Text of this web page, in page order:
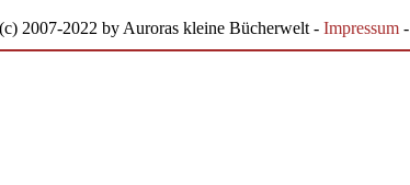
2007-2022 by Auroras kleine Bücherwelt - Impressum-